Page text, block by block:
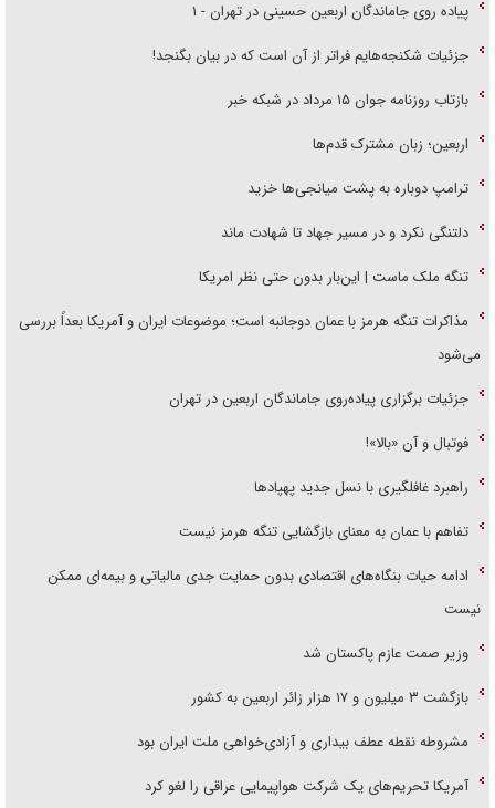
پیاده روی جاماندگان اربعین حسینی در تهران - ۱
جزئیات شکنجه‌هایم فراتر از آن است که در بیان بگنجد!
بازتاب روزنامه جوان ۱۵ مرداد در شبکه خبر
اربعین؛ زبان مشترک قدم‌ها
ترامپ دوباره به پشت میانجی‌ها خزید
دلتنگی نکرد و در مسیر جهاد تا شهادت ماند
تنگه ملک ماست | این‌بار بدون حتی نظر امریکا
مذاکرات تنگه هرمز با عمان دوجانبه است؛ موضوعات ایران و آمریکا بعداً بررسی
می‌شود
جزئیات برگزاری پیاده‌روی جاماندگان اربعین در تهران
فوتبال و آن «بالا»!
راهبرد غافلگیری با نسل جدید پهپاد‌ها
تفاهم با عمان به معنای بازگشایی تنگه هرمز نیست
ادامه حیات بنگاه‌های اقتصادی بدون حمایت جدی مالیاتی و بیمه‌ای ممکن
نیست
وزیر صمت عازم پاکستان شد
بازگشت ۳ میلیون و ۱۷ هزار زائر اربعین به کشور
مشروطه نقطه عطف بیداری و آزادی‌خواهی ملت ایران بود
آمریکا تحریم‌های یک شرکت هواپیمایی عراقی را لغو کرد